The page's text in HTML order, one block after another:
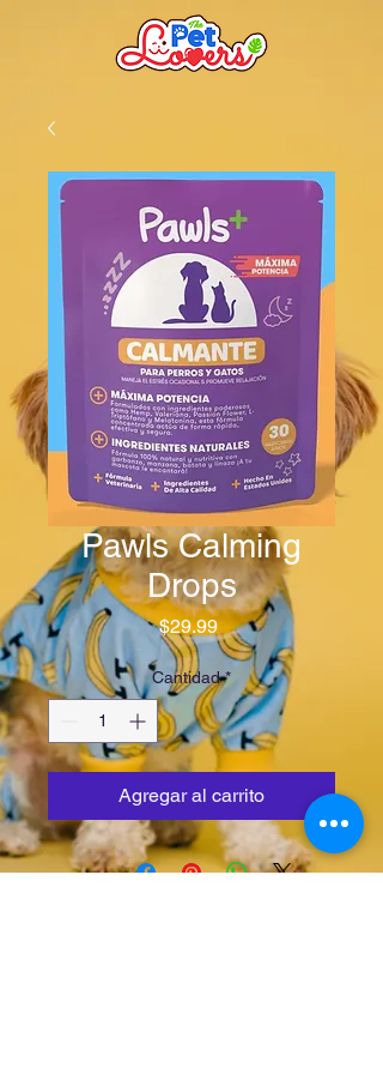
Pawls Calming
Drops
$29.99Precio
Cantidad *
Agregar al carrito